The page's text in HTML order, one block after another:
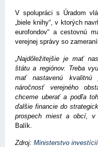
V spolupráci s Úradom
„biele knihy“, v ktorých
eurofondov“ a cestovnú
verejnej správy so
„Najdôležitejšie je mať
štátu a regiónov. Treba
mať nastavenú
náročnosť verejného
chceme uberať a podľa
ďalšie financie do
prospech miest a obcí, v
Balík.
Zdroj: Ministerstvo